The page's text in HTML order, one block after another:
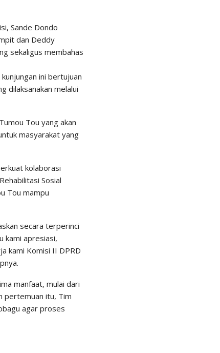
Sande Dondo
dan Deddy
sekaligus membahas
ini bertujuan
dilaksanakan melalui
Tou yang akan
masyarakat yang
kolaborasi
Sosial
Tou mampu
secara terperinci
kami apresiasi,
kami Komisi II DPRD
manfaat, mulai dari
pertemuan itu, Tim
agar proses